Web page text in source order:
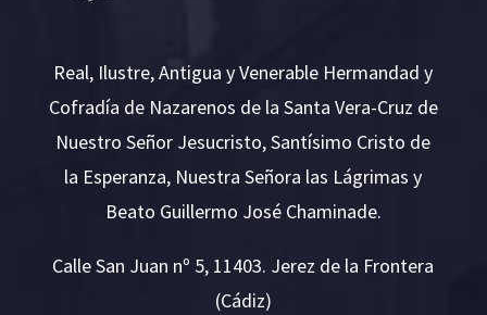
Real, Ilustre, Antigua y Venerable Hermandad y
Cofradía de Nazarenos de la Santa Vera-Cruz de
Nuestro Señor Jesucristo, Santísimo Cristo de
la Esperanza, Nuestra Señora las Lágrimas y
Beato Guillermo José Chaminade.
Calle San Juan nº 5, 11403. Jerez de la Frontera
(Cádiz)